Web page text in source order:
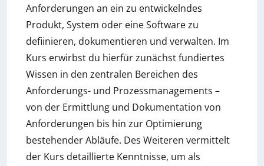
Anforderungen an ein zu entwickelndes
Produkt, System oder eine Software zu
defiinieren, dokumentieren und verwalten. Im
Kurs erwirbst du hierfür zunächst fundiertes
Wissen in den zentralen Bereichen des
Anforderungs- und Prozessmanagements –
von der Ermittlung und Dokumentation von
Anforderungen bis hin zur Optimierung
bestehender Abläufe. Des Weiteren vermittelt
der Kurs detaillierte Kenntnisse, um als